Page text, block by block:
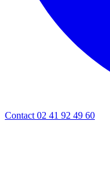
Contact 02 41 92 49 60